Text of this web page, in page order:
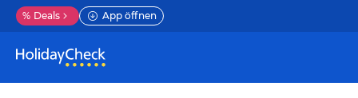
% Deals App öffnen